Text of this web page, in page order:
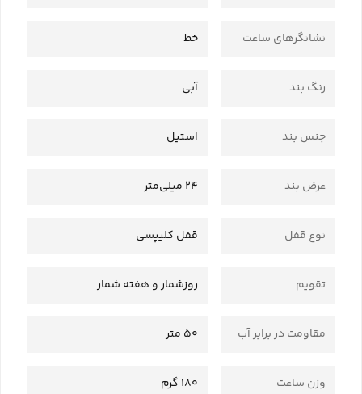
نشانگرهای ساعت خط
رنگ بند آبی
جنس بند استیل
عرض بند 24 میلی‌متر
نوع قفل قفل کلیپسی
تقویم روزشمار و هفته شمار
مقاومت در برابر آب 50 متر
وزن ساعت 180 گرم